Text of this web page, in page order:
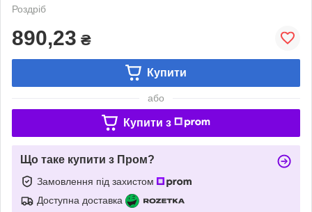
Роздріб
890,23 ₴
Купити
або
Купити з
Що таке купити з Пром?
Замовлення під захистом
Доступна доставка